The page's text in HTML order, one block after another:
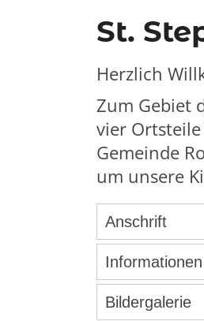
St.
Herzlich
Zum Gebiet
vier
Gemeinde
um unsere
Anschrift
Bildergalerie